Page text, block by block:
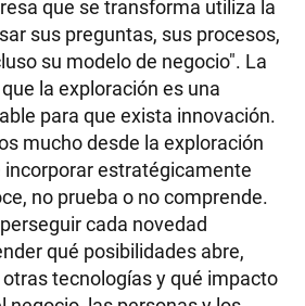
que se transforma utiliza la
sus preguntas, sus procesos,
su modelo de negocio". La
la exploración es una
para que exista innovación.
mucho desde la exploración
incorporar estratégicamente
no prueba o no comprende.
cada novedad
qué posibilidades abre,
tecnologías y qué impacto